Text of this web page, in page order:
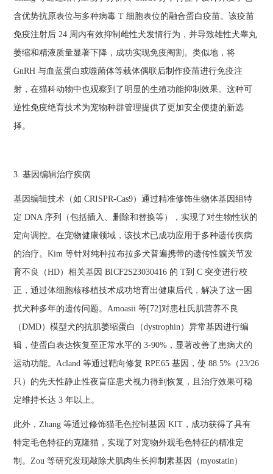
含优势抗原表位与多种病毒 T 细胞表位的融合蛋白疫苗。该疫苗
免疫注射后 24 周内有效抑制雌性犬发情行为，并导致雄性犬睾丸
萎缩和精液质量显著下降，成功实现免疫阉割。类似地，将
GnRH 与血蓝蛋白或噬菌体等载体偶联后制作疫苗进行免疫注
射，在猫科动物中也观察到了明显的生殖功能抑制效果。这种可
逆性免疫绝育技术为宠物种群管理提供了更加安全便捷的新选
择。
3. 基因编辑治疗疾病
基因编辑技术（如 CRISPR-Cas9）通过精准修饰生物体基因组特
定 DNA 序列（包括插入、删除和替换等），实现了对生物性状的
定向调控。在宠物健康领域，该技术已成功应用于多种遗传疾病
的治疗。Kim 等针对纯种拉布拉多犬普遍携带的遗传性髋关节发
育不良（HD）相关基因 BICF2S23030416 的 T到 C 突变进行校
正，通过体细胞核移植技术成功培育出健康后代，解决了这一困
扰犬种多年的遗传问题。Amoasii 等[72]对患杜氏肌营养不良
（DMD）模型犬的抗肌萎缩蛋白（dystrophin）异常基因进行编
辑，使蛋白表达恢复至正常水平的 3-90%，显著改善了患病犬的
运动功能。Acland 等通过靶向修复 RPE65 基因，使 88.5%（23/26
只）的先天性静止性夜盲症患犬视力得到恢复，且治疗效果可稳
定维持长达 3 年以上。
此外，Zhang 等通过修饰猫毛色控制基因 KIT，成功获得了具有
特定毛色特征的克隆猫，实现了对宠物外观毛色特征的精准定
制。Zou 等研究发现敲除犬肌肉生长抑制素基因（myostatin）